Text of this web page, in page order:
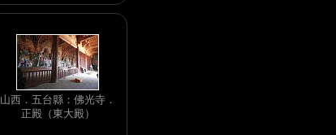
山西．五台縣：佛光寺．
正殿（東大殿）